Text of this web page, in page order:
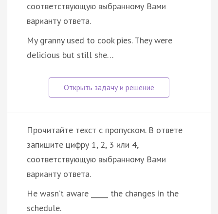
соответствующую выбранному Вами
варианту ответа.
My granny used to cook pies. They were
delicious but still she…
Прочитайте текст с пропуском. В ответе
запишите цифру 1, 2, 3 или 4,
соответствующую выбранному Вами
варианту ответа.
He wasn’t aware _____ the changes in the
schedule.